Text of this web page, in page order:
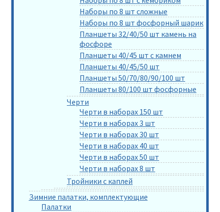
Наборы по 8 шт сложные
Наборы по 8 шт фосфорный шарик
Планшеты 32/40/50 шт камень на
фосфоре
Планшеты 40/45 шт с камнем
Планшеты 40/45/50 шт
Планшеты 50/70/80/90/100 шт
Планшеты 80/100 шт фосфорные
Черти
Черти в наборах 150 шт
Черти в наборах 3 шт
Черти в наборах 30 шт
Черти в наборах 40 шт
Черти в наборах 50 шт
Черти в наборах 8 шт
Тройники с каплей
Зимние палатки, комплектующие
Палатки